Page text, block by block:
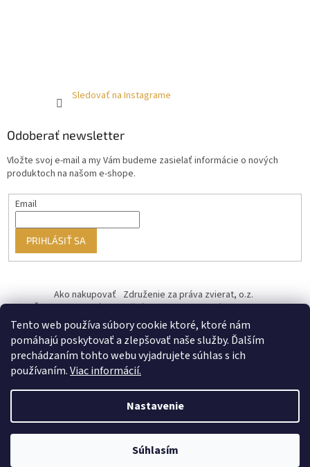
Tento web používa súbory cookie ktoré, ktoré nám
pomáhajú poskytovať a zlepšovať naše služby. Ďalším
prechádzaním tohto webu vyjadrujete súhlas s ich
používaním.Viac informácií.
Nastavenie
Súhlasím
Sledovať na Instagrame
Odoberať newsletter
Vložte svoj e-mail a my Vám budeme zasielať informácie o nových
produktoch na našom e-shope.
Email
PRIHLÁSIŤ SA
Ako nakupovať Združenie za práva zvierat, o.z.
Československý kastračný program Informácie o cookies
od ♥ vybudoval Filip Minár
Vytvoril Shoptet Premium
PREUTULKY.SK. Všetky práva vyhradené.